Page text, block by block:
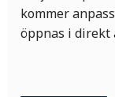
kommer
öppnas i direkt